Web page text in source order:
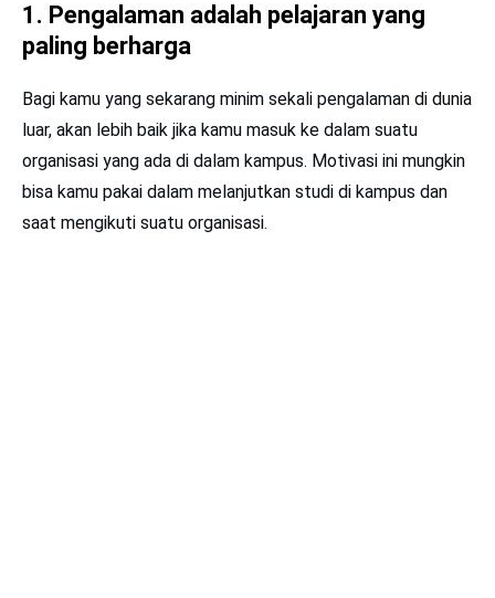
1. Pengalaman adalah pelajaran yang
paling berharga
Bagi kamu yang sekarang minim sekali pengalaman di dunia
luar, akan lebih baik jika kamu masuk ke dalam suatu
organisasi yang ada di dalam kampus. Motivasi ini mungkin
bisa kamu pakai dalam melanjutkan studi di kampus dan
saat mengikuti suatu organisasi.